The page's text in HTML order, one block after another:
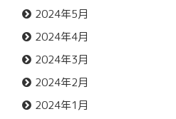
2024年5月
2024年4月
2024年3月
2024年2月
2024年1月